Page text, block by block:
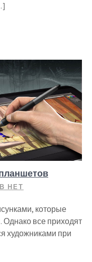
НЕТ
которые
Однако все приходят
художниками при